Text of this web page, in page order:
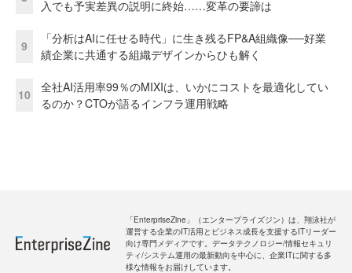
入でも予実差異の説明に終始……変革の要諦は
9
「分析はAIに任せる時代」に生き残るFP&A組織像──好業
績企業に共通する組織デザインからひも解く
10
全社AI活用率99％のMIXIは、いかにコストを最適化してい
るのか？CTOが語るインフラ運用戦略
「EnterpriseZine」（エンタープライズジン）は、翔泳社が
運営する企業のIT活用とビジネス成長を支援するITリーダー
向け専門メディアです。データテクノロジー/情報セキュリ
ティ/システム運用の最新動向を中心に、企業ITに関する多
様な情報をお届けしています。